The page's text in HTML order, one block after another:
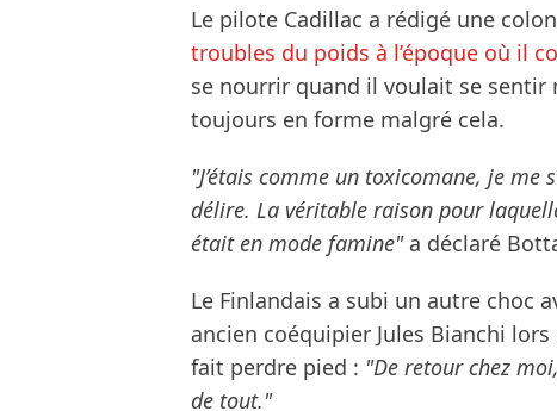
Le pilote Cadillac a rédigé une
troubles du poids à l’époque où il
se nourrir quand il voulait se sentir
toujours en forme malgré cela.
"J’étais comme un toxicomane, je me
délire. La véritable raison pour
était en mode famine"a déclaré
Le Finlandais a subi un autre choc
ancien coéquipier Jules Bianchi
fait perdre pied : "De retour chez
de tout."